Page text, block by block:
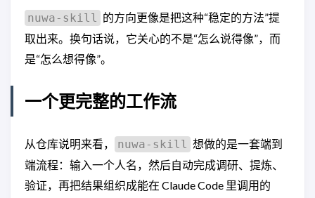
nuwa-skill 的方向更像是把这种“稳定的方法”提
取出来。换句话说，它关心的不是“怎么说得像”，而
是“怎么想得像”。
一个更完整的工作流
从仓库说明来看， nuwa-skill 想做的是一套端到
端流程：输入一个人名，然后自动完成调研、提炼、
验证，再把结果组织成能在 Claude Code 里调用的